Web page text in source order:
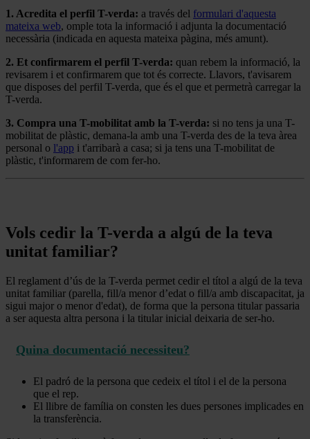
1. Acredita el perfil T-verda: a través del formulari d'aquesta
mateixa web, omple tota la informació i adjunta la documentació
necessària (indicada en aquesta mateixa pàgina, més amunt).
2. Et confirmarem el perfil T-verda: quan rebem la informació, la
revisarem i et confirmarem que tot és correcte. Llavors, t'avisarem
que disposes del perfil T-verda, que és el que et permetrà carregar la
T-verda.
3. Compra una T-mobilitat amb la T-verda: si no tens ja una T-
mobilitat de plàstic, demana-la amb una T-verda des de la teva àrea
personal o l'app i t'arribarà a casa; si ja tens una T-mobilitat de
plàstic, t'informarem de com fer-ho.
Vols cedir la T-verda a algú de la teva
unitat familiar?
El reglament d’ús de la T-verda permet cedir el títol a algú de la teva
unitat familiar (parella, fill/a menor d’edat o fill/a amb discapacitat, ja
sigui major o menor d'edat), de forma que la persona titular passaria
a ser aquesta altra persona i la titular inicial deixaria de ser-ho.
Quina documentació necessiteu?
El padró de la persona que cedeix el títol i el de la persona
que el rep.
El llibre de família on consten les dues persones implicades en
la transferència.